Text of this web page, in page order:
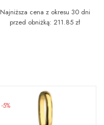
Najniższa cena z okresu 30 dni
przed obniżką: 211.85 zł
-5%